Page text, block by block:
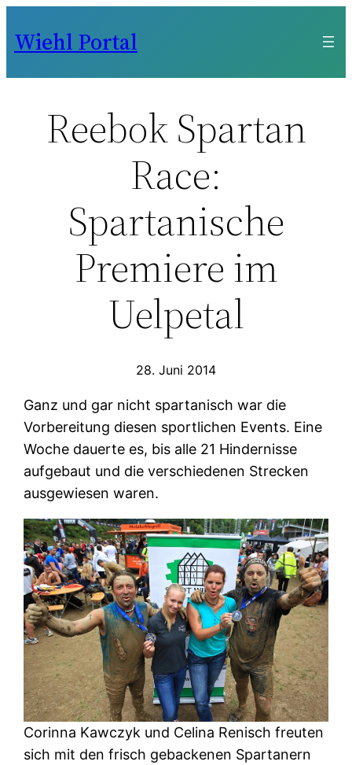
Inhalt
Wiehl Portal
Reebok Spartan
Race:
Spartanische
Premiere im
Uelpetal
28. Juni 2014
Ganz und gar nicht spartanisch war die
Vorbereitung diesen sportlichen Events. Eine
Woche dauerte es, bis alle 21 Hindernisse
aufgebaut und die verschiedenen Strecken
ausgewiesen waren.
Corinna Kawczyk und Celina Renisch freuten
sich mit den frisch gebackenen Spartanern